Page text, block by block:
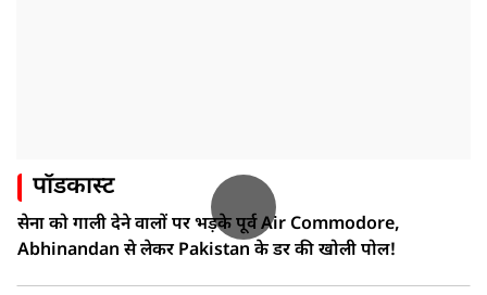
पॉडकास्ट
सेना को गाली देने वालों पर भड़के पूर्व Air Commodore,
Abhinandan से लेकर Pakistan के डर की खोली पोल!